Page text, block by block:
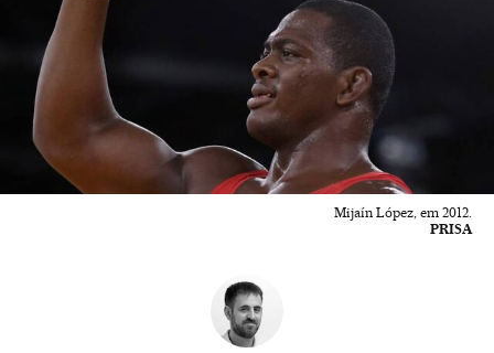
Mijaín López, em 2012.
PRISA